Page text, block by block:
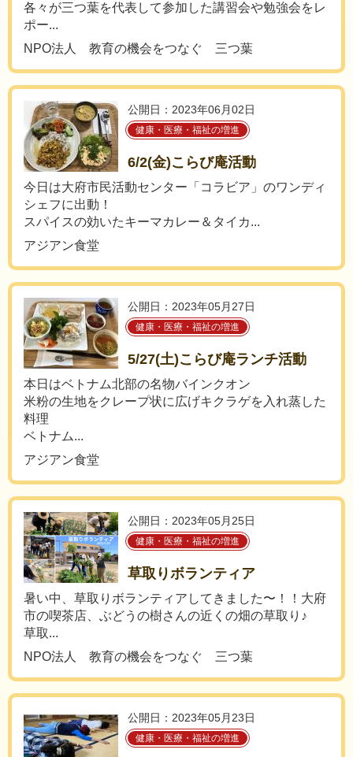
各々が三つ葉を代表して参加した講習会や勉強会をレ
ポー...
NPO法人 教育の機会をつなぐ 三つ葉
公開日：2023年06月02日
健康・医療・福祉の増進
6/2(金)こらび庵活動
今日は大府市民活動センター「コラビア」のワンディ
シェフに出動！
スパイスの効いたキーマカレー＆タイカ...
アジアン食堂
公開日：2023年05月27日
健康・医療・福祉の増進
5/27(土)こらび庵ランチ活動
本日はベトナム北部の名物バインクオン
米粉の生地をクレープ状に広げキクラゲを入れ蒸した
料理
ベトナム...
アジアン食堂
公開日：2023年05月25日
健康・医療・福祉の増進
草取りボランティア
暑い中、草取りボランティアしてきました〜！！大府
市の喫茶店、ぶどうの樹さんの近くの畑の草取り♪
草取...
NPO法人 教育の機会をつなぐ 三つ葉
公開日：2023年05月23日
健康・医療・福祉の増進